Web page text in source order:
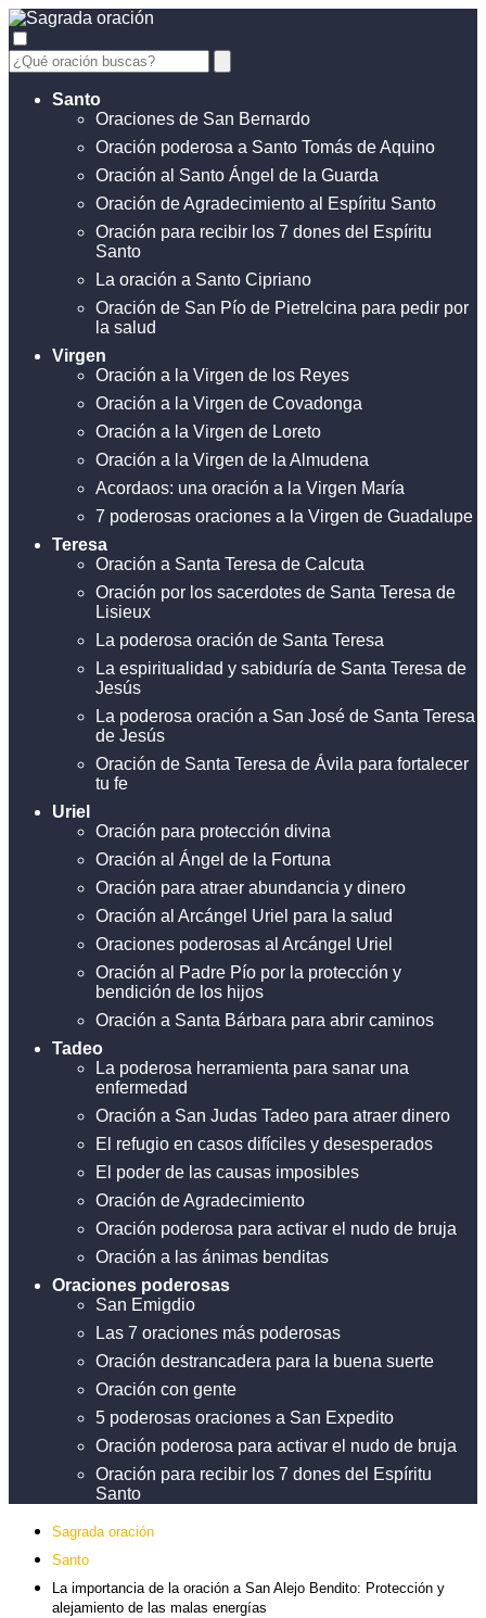
Santo
Oraciones de San Bernardo
Oración poderosa a Santo Tomás de Aquino
Oración al Santo Ángel de la Guarda
Oración de Agradecimiento al Espíritu Santo
Oración para recibir los 7 dones del Espíritu
Santo
La oración a Santo Cipriano
Oración de San Pío de Pietrelcina para pedir por
la salud
Virgen
Oración a la Virgen de los Reyes
Oración a la Virgen de Covadonga
Oración a la Virgen de Loreto
Oración a la Virgen de la Almudena
Acordaos: una oración a la Virgen María
7 poderosas oraciones a la Virgen de Guadalupe
Teresa
Oración a Santa Teresa de Calcuta
Oración por los sacerdotes de Santa Teresa de
Lisieux
La poderosa oración de Santa Teresa
La espiritualidad y sabiduría de Santa Teresa de
Jesús
La poderosa oración a San José de Santa Teresa
de Jesús
Oración de Santa Teresa de Ávila para fortalecer
tu fe
Uriel
Oración para protección divina
Oración al Ángel de la Fortuna
Oración para atraer abundancia y dinero
Oración al Arcángel Uriel para la salud
Oraciones poderosas al Arcángel Uriel
Oración al Padre Pío por la protección y
bendición de los hijos
Oración a Santa Bárbara para abrir caminos
Tadeo
La poderosa herramienta para sanar una
enfermedad
Oración a San Judas Tadeo para atraer dinero
El refugio en casos difíciles y desesperados
El poder de las causas imposibles
Oración de Agradecimiento
Oración poderosa para activar el nudo de bruja
Oración a las ánimas benditas
Oraciones poderosas
San Emigdio
Las 7 oraciones más poderosas
Oración destrancadera para la buena suerte
Oración con gente
5 poderosas oraciones a San Expedito
Oración poderosa para activar el nudo de bruja
Oración para recibir los 7 dones del Espíritu
Santo
Sagrada oración
Santo
La importancia de la oración a San Alejo Bendito: Protección y
alejamiento de las malas energías